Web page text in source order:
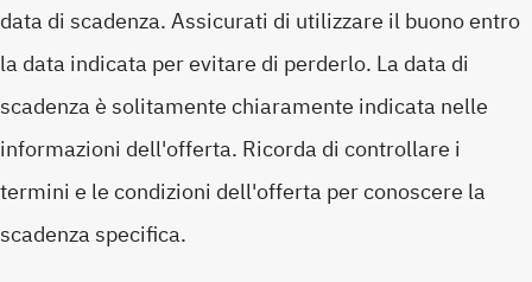
data di scadenza. Assicurati di utilizzare il buono entro
la data indicata per evitare di perderlo. La data di
scadenza è solitamente chiaramente indicata nelle
informazioni dell'offerta. Ricorda di controllare i
termini e le condizioni dell'offerta per conoscere la
scadenza specifica.